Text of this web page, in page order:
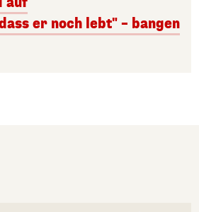
er noch lebt" – bangen